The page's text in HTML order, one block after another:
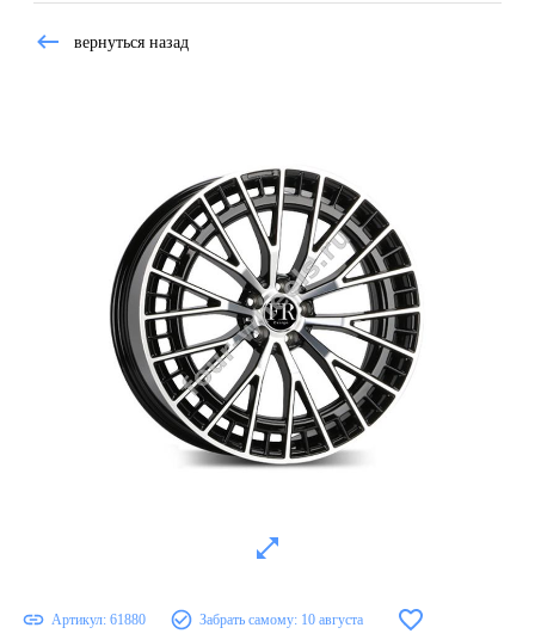
вернуться назад
Артикул: 61880 Забрать самому: 10 августа